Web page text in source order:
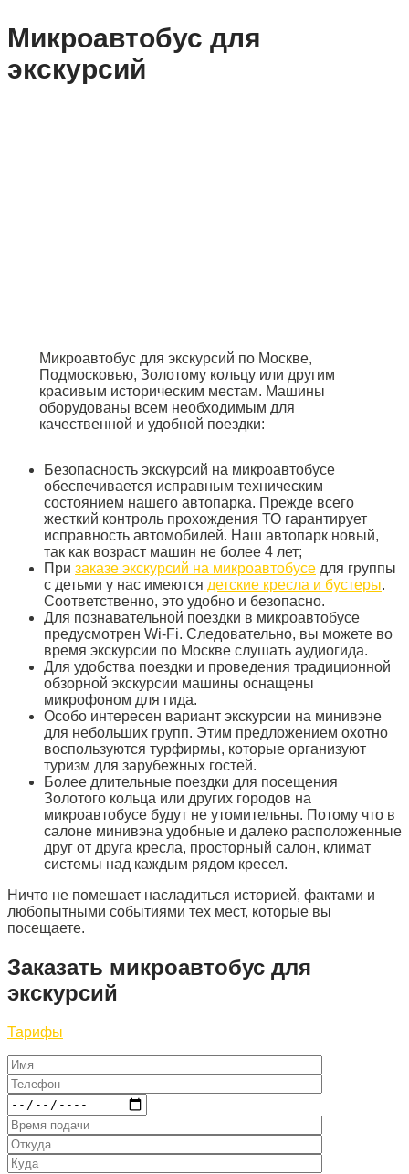
Микроавтобус для
экскурсий
Микроавтобус для экскурсий по Москве,
Подмосковью, Золотому кольцу или другим
красивым историческим местам. Машины
оборудованы всем необходимым для
качественной и удобной поездки:
Безопасность экскурсий на микроавтобусе
обеспечивается исправным техническим
состоянием нашего автопарка. Прежде всего
жесткий контроль прохождения ТО гарантирует
исправность автомобилей. Наш автопарк новый,
так как возраст машин не более 4 лет;
При заказе экскурсий на микроавтобусе для группы
с детьми у нас имеются детские кресла и бустеры.
Соответственно, это удобно и безопасно.
Для познавательной поездки в микроавтобусе
предусмотрен Wi-Fi. Следовательно, вы можете во
время экскурсии по Москве слушать аудиогида.
Для удобства поездки и проведения традиционной
обзорной экскурсии машины оснащены
микрофоном для гида.
Особо интересен вариант экскурсии на минивэне
для небольших групп. Этим предложением охотно
воспользуются турфирмы, которые организуют
туризм для зарубежных гостей.
Более длительные поездки для посещения
Золотого кольца или других городов на
микроавтобусе будут не утомительны. Потому что в
салоне минивэна удобные и далеко расположенные
друг от друга кресла, просторный салон, климат
системы над каждым рядом кресел.
Ничто не помешает насладиться историей, фактами и
любопытными событиями тех мест, которые вы
посещаете.
Заказать микроавтобус для
экскурсий
Тарифы